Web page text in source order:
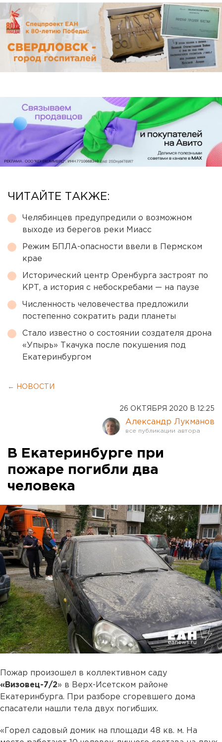
ЧИТАЙТЕ ТАКЖЕ:
Челябинцев предупредили о возможном
выходе из берегов реки Миасс
Режим БПЛА-опасности ввели в Пермском
крае
Исторический центр Оренбурга застроят по
КРТ, а история с небоскребами — на паузе
Численность человечества предложили
постепенно сократить ради планеты
Стало известно о состоянии создателя дрона
«Упырь» Ткачука после покушения под
Екатеринбургом
← НОВОСТИ
26 ОКТЯБРЯ 2020 В 12:25
Александр Лукманов
В Екатеринбурге при
пожаре погибли два
человека
Пожар произошел в коллективном саду
«Визовец-7/2» в Верх-Исетском районе
Екатеринбурга. При разборе сгоревшего дома
спасатели нашли тела двух погибших.
«Горел садовый домик на площади 48 кв. м. На